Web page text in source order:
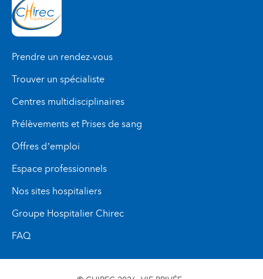
Prendre un rendez-vous
Trouver un spécialiste
Centres multidisciplinaires
Prélèvements et Prises de sang
Offres d’emploi
Espace professionnels
Nos sites hospitaliers
Groupe Hospitalier Chirec
FAQ